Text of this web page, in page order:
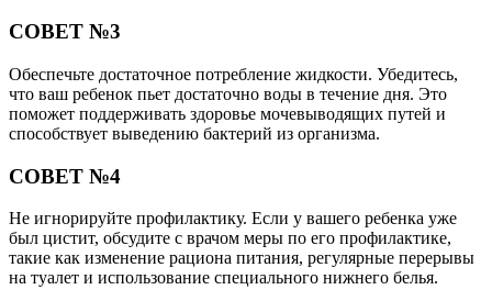
СОВЕТ №3
Обеспечьте достаточное потребление жидкости. Убедитесь,
что ваш ребенок пьет достаточно воды в течение дня. Это
поможет поддерживать здоровье мочевыводящих путей и
способствует выведению бактерий из организма.
СОВЕТ №4
Не игнорируйте профилактику. Если у вашего ребенка уже
был цистит, обсудите с врачом меры по его профилактике,
такие как изменение рациона питания, регулярные перерывы
на туалет и использование специального нижнего белья.